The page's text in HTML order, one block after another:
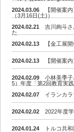
2024.03.06
【開催案
（3月16日(土)）
2024.02.21
吉川絢斗
た
2024.02.13
【金工展
2024.02.13 【開催案
2024.02.09
小林美季
5）年度「第2回教育実
2024.02.07
イランカ
2024.02.02 2022年度
2024.01.24 トルコ共